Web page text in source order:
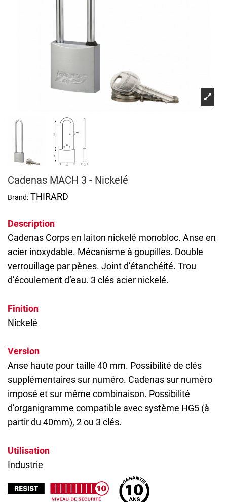
Cadenas MACH 3 - Nickelé
Brand: THIRARD
Description
Cadenas Corps en laiton nickelé monobloc. Anse en
acier inoxydable. Mécanisme à goupilles. Double
verrouillage par pènes. Joint d’étanchéité. Trou
d’écoulement d’eau. 3 clés acier nickelé.
Finition
Nickelé
Version
Anse haute pour taille 40 mm. Possibilité de clés
supplémentaires sur numéro. Cadenas sur numéro
imposé et sur même combinaison. Possibilité
d’organigramme compatible avec système HG5 (à
partir du 40mm), 2 ou 3 clés.
Utilisation
Industrie